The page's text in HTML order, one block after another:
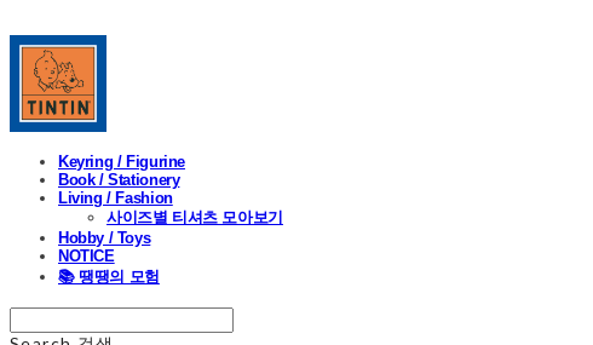
Keyring / Figurine
Book / Stationery
Living / Fashion
사이즈별 티셔츠 모아보기
Hobby / Toys
NOTICE
📚 땡땡의 모험